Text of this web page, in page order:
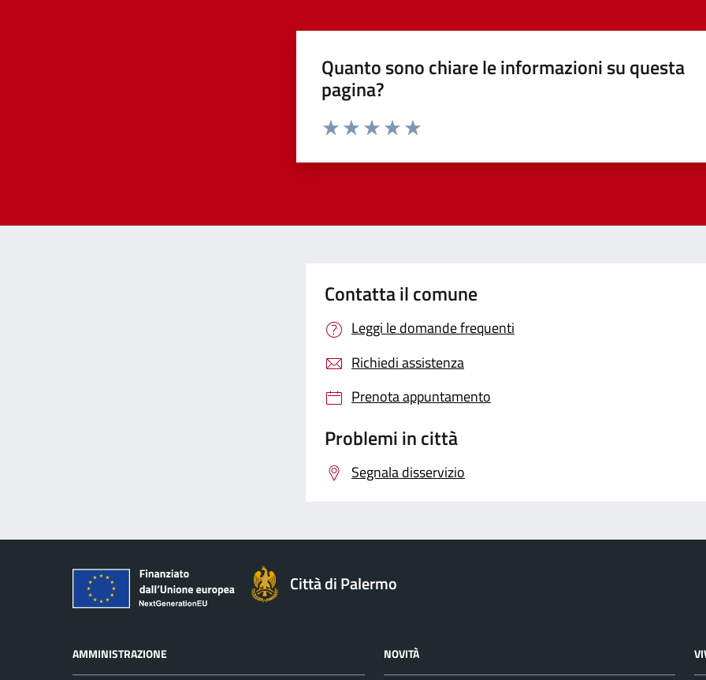
Quanto sono chiare le informazioni su questa
pagina?
Contatta il comune
Leggi le domande frequenti
Richiedi assistenza
Prenota appuntamento
Problemi in città
Segnala disservizio
Città di Palermo
AMMINISTRAZIONE NOVITÀ